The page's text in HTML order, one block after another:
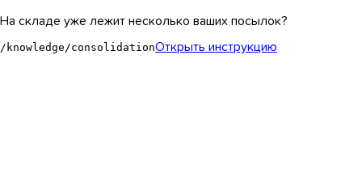
На складе уже лежит несколько ваших посылок?
/knowledge/consolidationОткрыть инструкцию